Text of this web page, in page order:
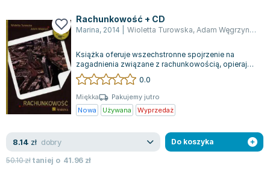
Mark Twain
Marcin Meller
Paulina Młynarska
ks. Piotr Pawlukiewicz
Jarosław Sokołowski
Piotr Latocha
Piotr Semka
Jarosław Iwaszkiewicz
Rachunkowość + CD
Marina, 2014 Wioletta Turowska, Adam Węgrzyn,
Książka oferuje wszechstronne spojrzenie na
zagadnienia związane z rachunkowością, opierając
się na aktualnych przepisach prawa za...
0.0
Miękka
Pakujemy jutro
Nowa
Używana Wyprzedaż
8.14 zł dobry
50.10złtaniej o 41.96 zł
Do koszyka